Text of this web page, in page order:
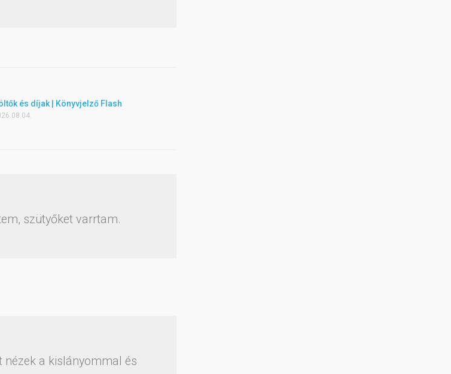
és díjak | Könyvjelző Flash
szütyőket varrtam.
nézek a kislányommal és